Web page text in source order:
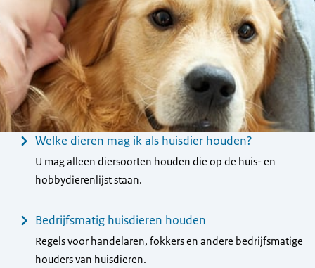
MenuWelke dieren mag ik als huisdier houden?
U mag alleen diersoorten houden die op de huis- en
hobbydierenlijst staan.
Bedrijfsmatig huisdieren houden
Regels voor handelaren, fokkers en andere bedrijfsmatige
houders van huisdieren.